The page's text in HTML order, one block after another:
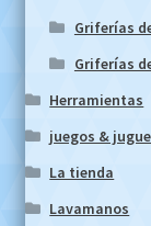
Griferías
Griferías
Herramientas
juegos &
La tienda
Lavamanos